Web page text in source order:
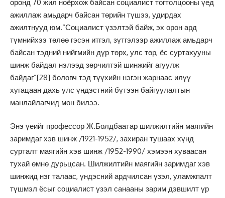
оронд 70 жил ноёрхож байсан социалист тогтолцооны үед
ажиллаж амьдарч байсан төрийн түшээ, удирдах
ажилтнууд юм.“Социалист үзэлтэй байж, эх орон ард
түмнийхээ төлөө гэсэн итгэл, зүтгэлээр ажиллаж амьдарч
байсан тэдний нийгмийн дүр төрх, улс төр, ёс суртахууны
шинж байдал нэлээд зөрчилтэй шинжийг агуулж
байдаг”[28] боловч тэд түүхийн нэгэн жарнаас илүү
хугацаан дахь улс үндэстний бүтээн байгуулалтын
манлайлагчид мөн билээ.
Энэ үеийг профессор Ж.Болдбаатар шилжилтийн маягийн
заримдаг хэв шинж /1921-1952/, захиран тушаах хүнд
сурталт маягийн хэв шинж /1952-1990/ хэмээн хуваасан
тухай өмнө дурьцсан. Шилжилтийн маягийн заримдаг хэв
шинжид нэг талаас, үндэсний ардчилсан үзэл, уламжпалт
түшмэл ёсыг социалист үзэл санааны зарим дэвшилт үр